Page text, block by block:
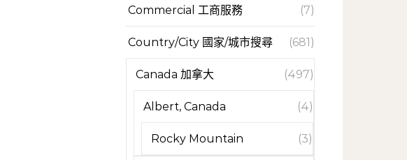
Commercial 工商服務 (7)
Country/City 國家/城市搜尋 (681)
Canada 加拿大 (497)
Albert, Canada (4)
Rocky Mountain (3)